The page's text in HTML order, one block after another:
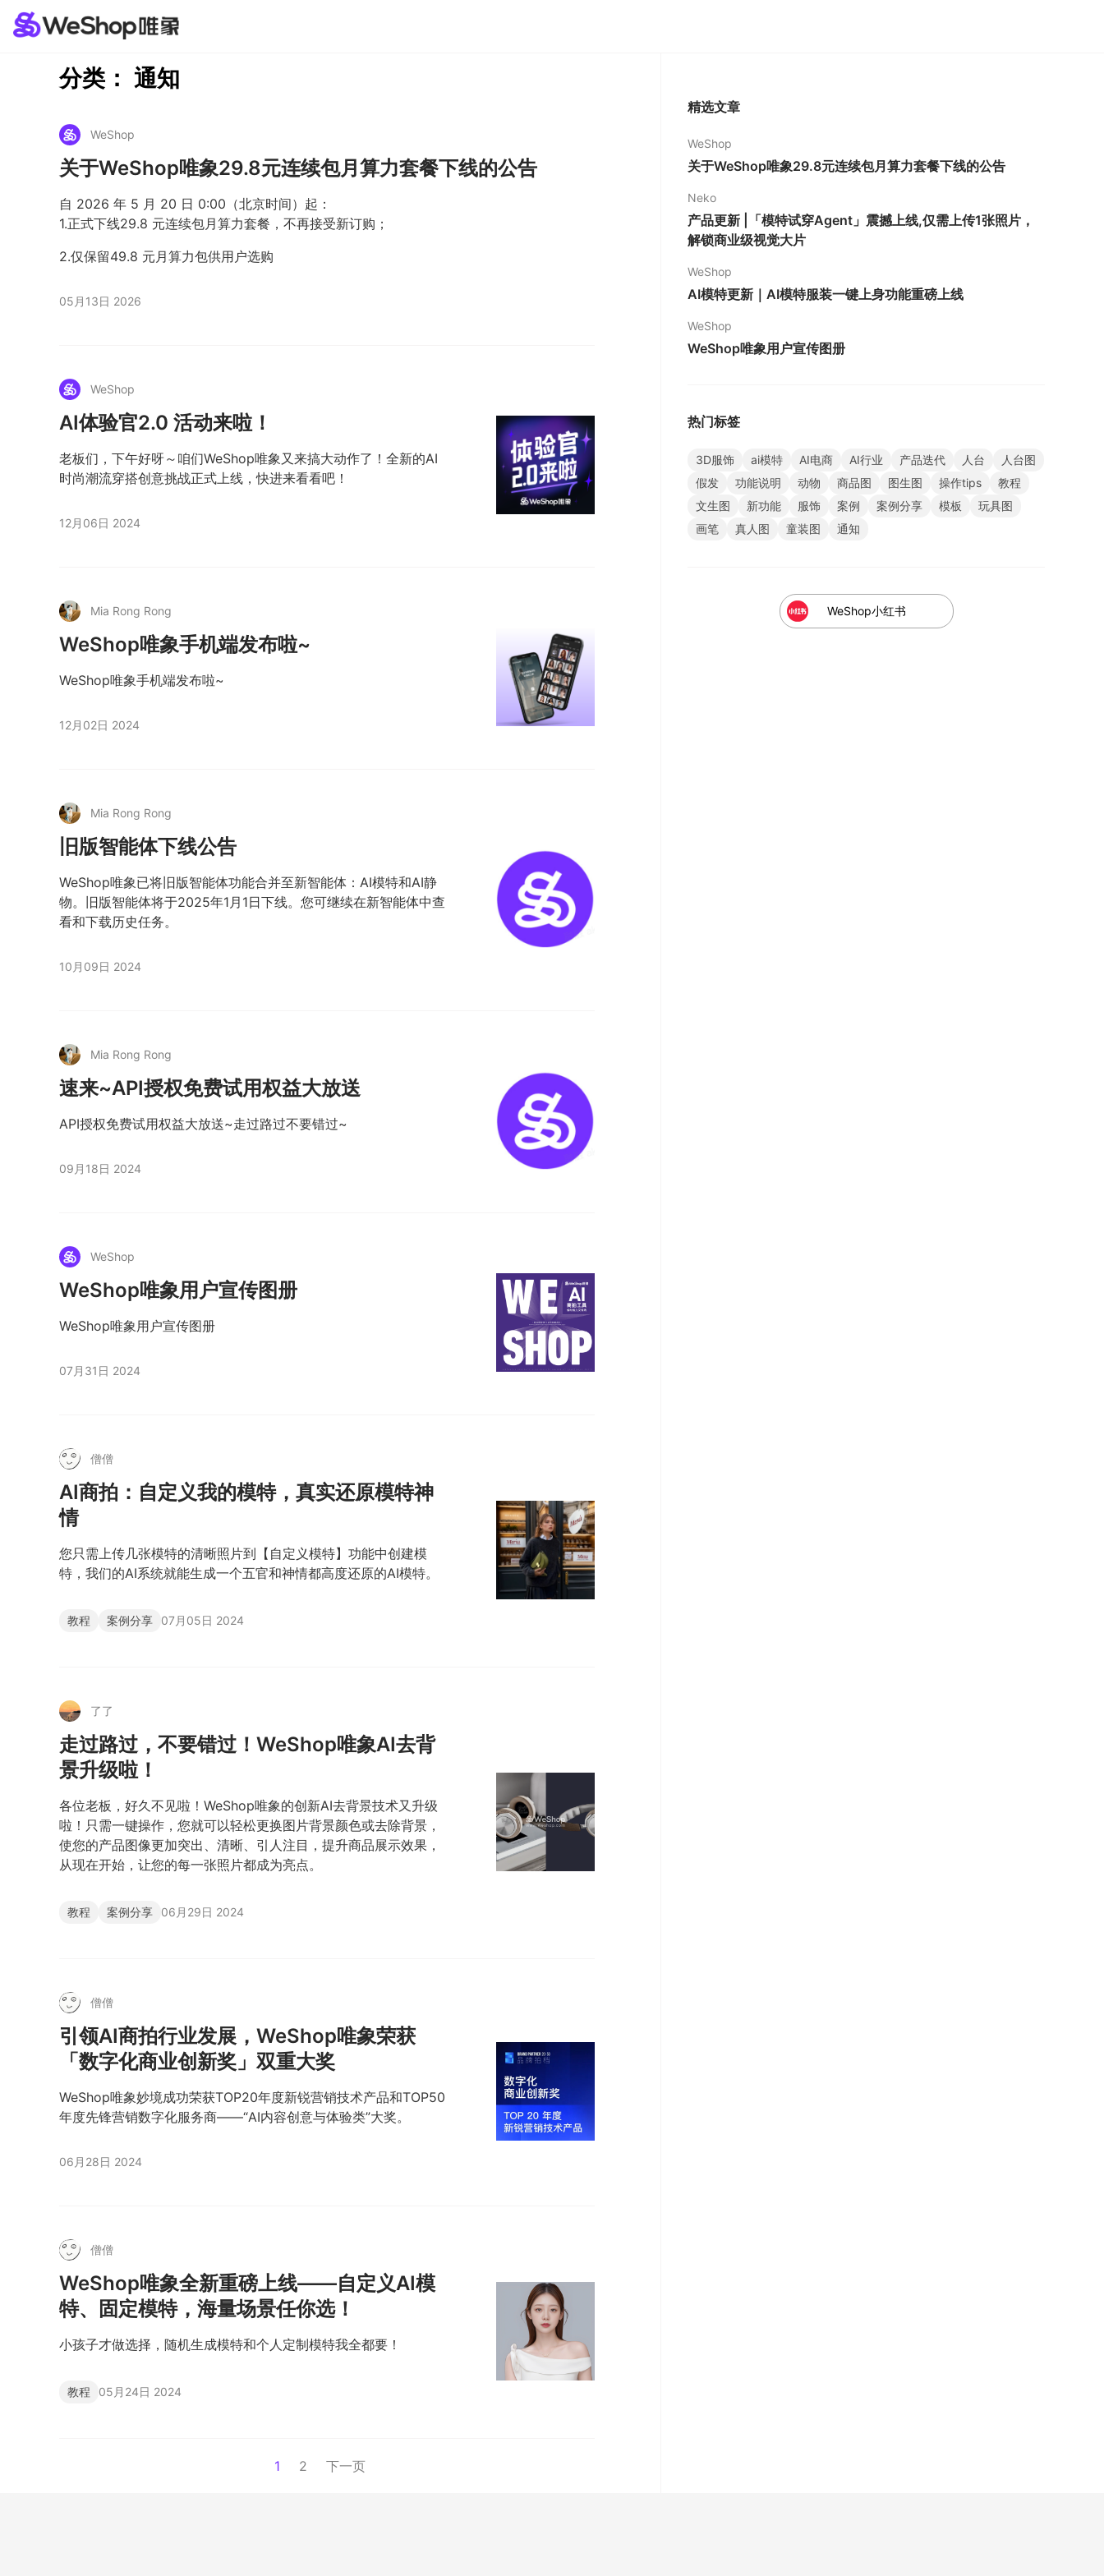
分类： 通知
WeShop
关于WeShop唯象29.8元连续包月算力套餐下线的公告
自 2026 年 5 月 20 日 0:00（北京时间）起：
1.正式下线29.8 元连续包月算力套餐，不再接受新订购；
2.仅保留49.8 元月算力包供用户选购
05月13日 2026
WeShop
AI体验官2.0 活动来啦！
老板们，下午好呀～咱们WeShop唯象又来搞大动作了！全新的AI
时尚潮流穿搭创意挑战正式上线，快进来看看吧！
12月06日 2024
Mia Rong Rong
WeShop唯象手机端发布啦~
WeShop唯象手机端发布啦~
12月02日 2024
Mia Rong Rong
旧版智能体下线公告
WeShop唯象已将旧版智能体功能合并至新智能体：AI模特和AI静
物。旧版智能体将于2025年1月1日下线。您可继续在新智能体中查
看和下载历史任务。
10月09日 2024
Mia Rong Rong
速来~API授权免费试用权益大放送
API授权免费试用权益大放送~走过路过不要错过~
09月18日 2024
WeShop
WeShop唯象用户宣传图册
WeShop唯象用户宣传图册
07月31日 2024
僧僧
AI商拍：自定义我的模特，真实还原模特神
情
您只需上传几张模特的清晰照片到【自定义模特】功能中创建模
特，我们的AI系统就能生成一个五官和神情都高度还原的AI模特。
教程 案例分享 07月05日 2024
了了
走过路过，不要错过！WeShop唯象AI去背
景升级啦！
各位老板，好久不见啦！WeShop唯象的创新AI去背景技术又升级
啦！只需一键操作，您就可以轻松更换图片背景颜色或去除背景，
使您的产品图像更加突出、清晰、引人注目，提升商品展示效果，
从现在开始，让您的每一张照片都成为亮点。
教程 案例分享 06月29日 2024
僧僧
引领AI商拍行业发展，WeShop唯象荣获
「数字化商业创新奖」双重大奖
WeShop唯象妙境成功荣获TOP20年度新锐营销技术产品和TOP50
年度先锋营销数字化服务商——“AI内容创意与体验类”大奖。
06月28日 2024
僧僧
WeShop唯象全新重磅上线——自定义AI模
特、固定模特，海量场景任你选！
小孩子才做选择，随机生成模特和个人定制模特我全都要！
教程 05月24日 2024
1 2 下一页
精选文章
WeShop
关于WeShop唯象29.8元连续包月算力套餐下线的公告
Neko
产品更新 |「模特试穿Agent」震撼上线,仅需上传1张照片，
解锁商业级视觉大片
WeShop
AI模特更新｜AI模特服装一键上身功能重磅上线
WeShop
WeShop唯象用户宣传图册
热门标签
3D服饰 ai模特 AI电商 AI行业 产品迭代 人台
人台图
假发
功能说明 动物 商品图 图生图 操作tips
教程
文生图
新功能 服饰 案例 案例分享 模板
玩具图
画笔
真人图 童装图 通知
WeShop小红书